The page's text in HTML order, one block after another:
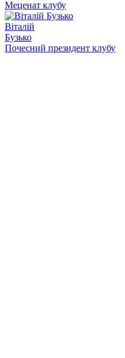
Меценат клубу
Віталій
Бузько
Почесний президент клубу